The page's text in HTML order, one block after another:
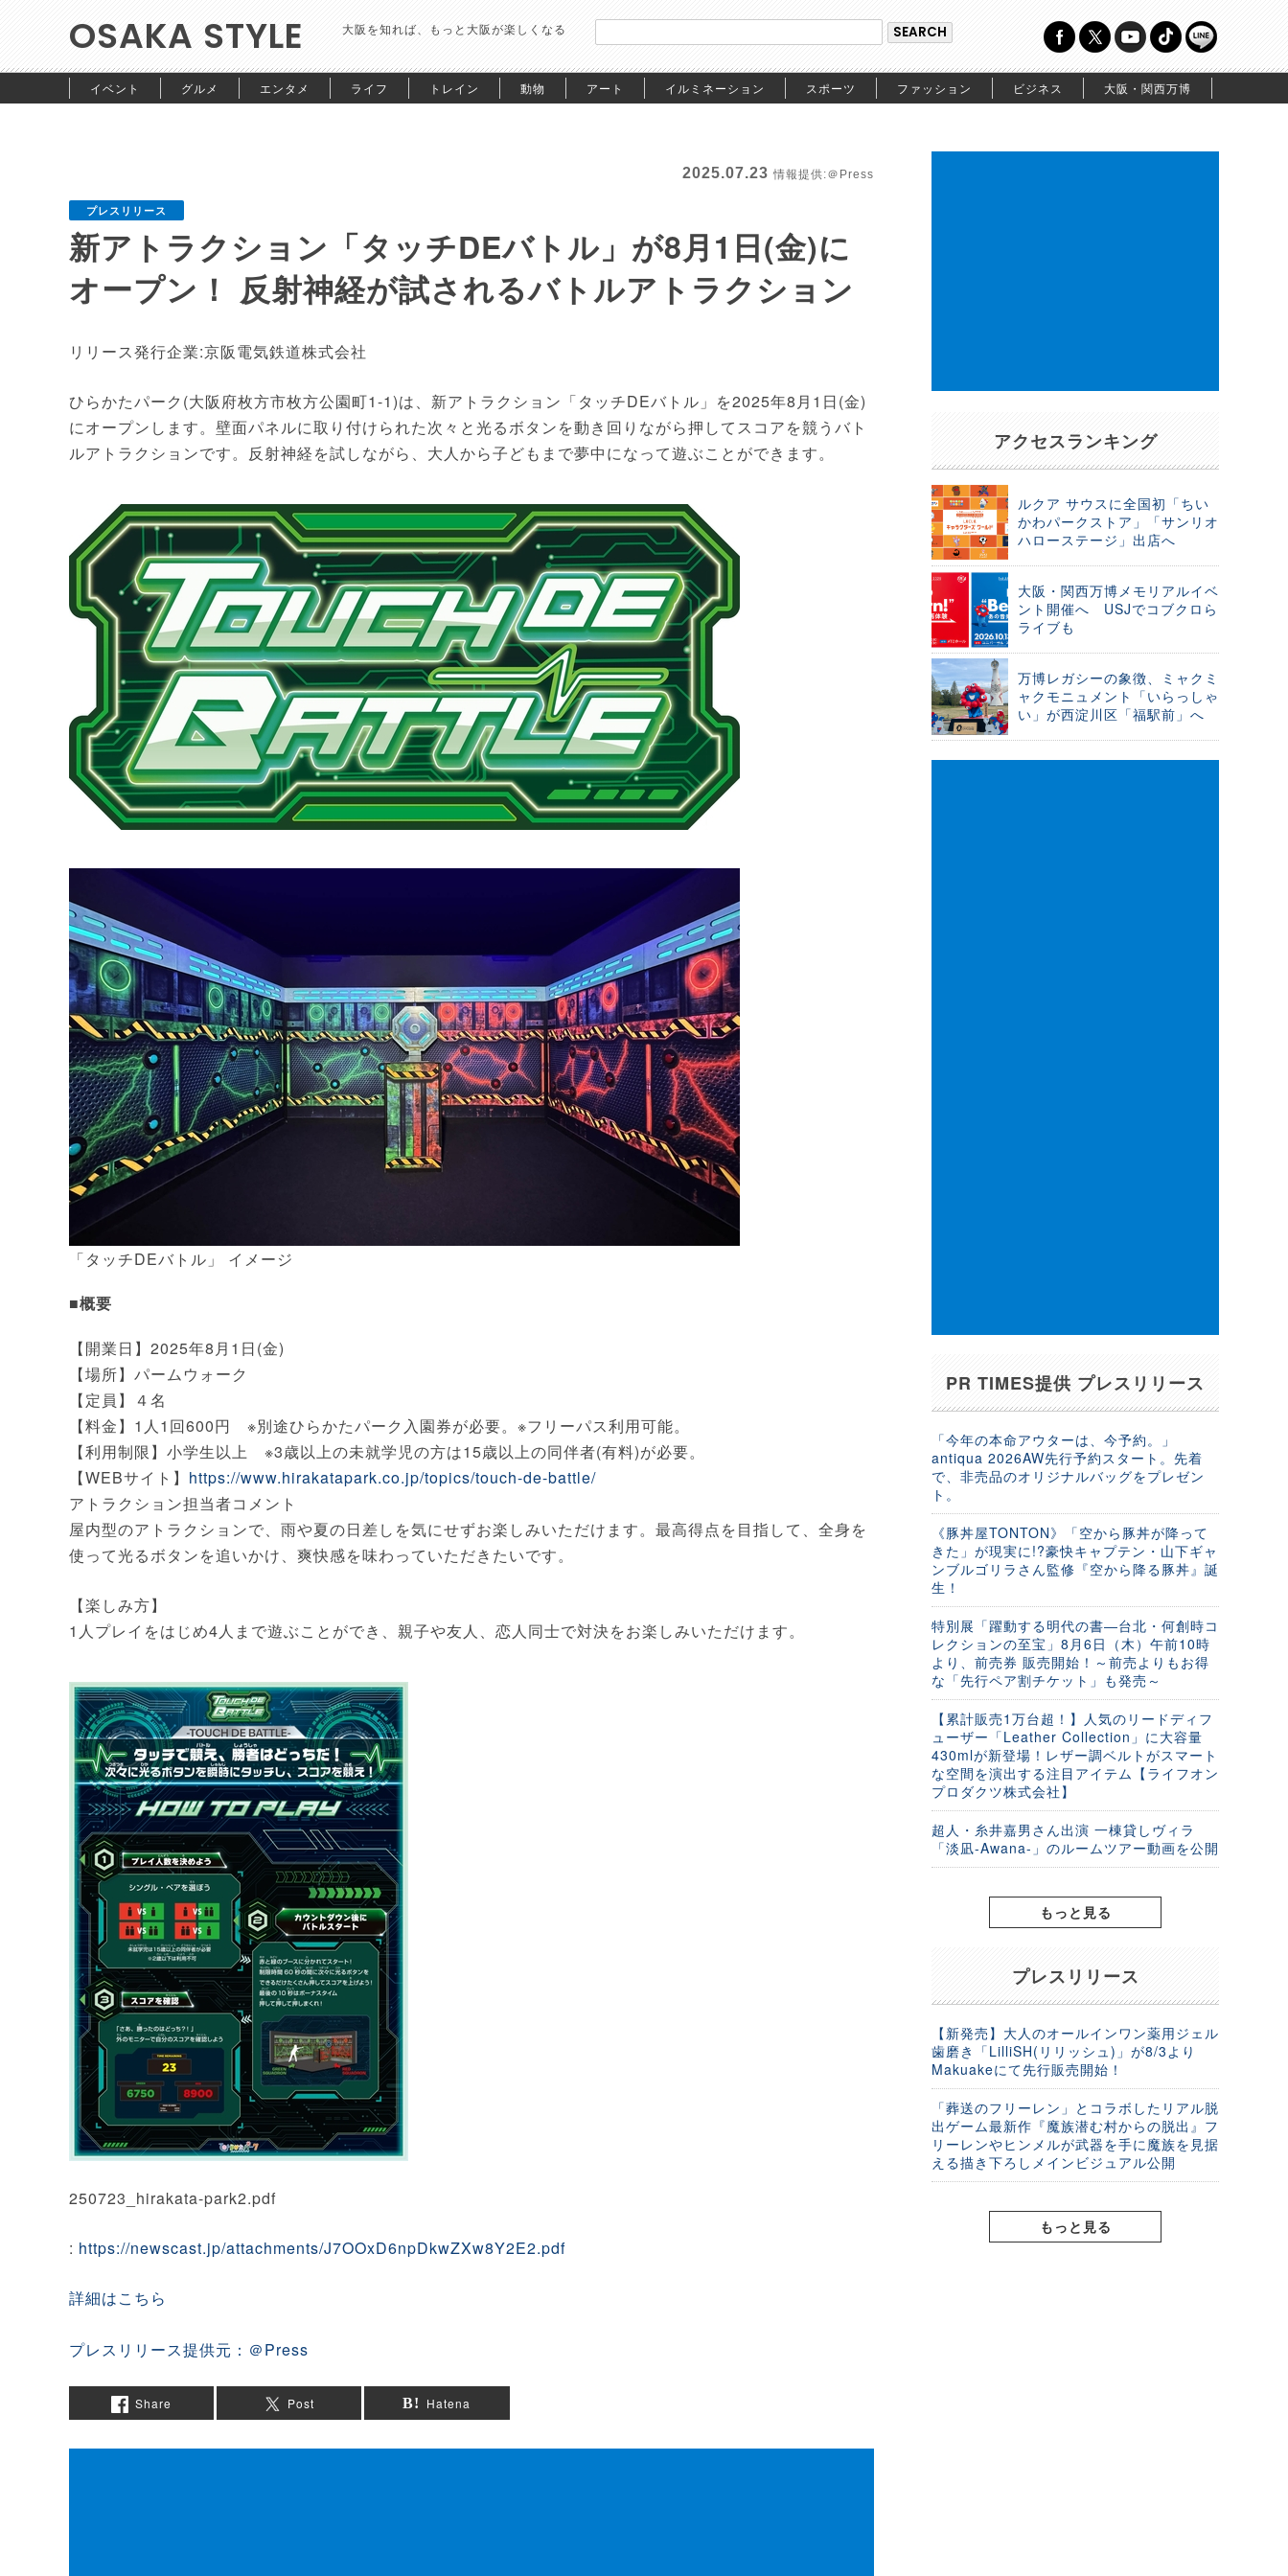
OSAKA STYLE 大阪を知れば、もっと大阪が楽しくなる
イベント グルメ エンタメ ライフ トレイン 動物 アート イルミネーション スポーツ ファッション ビジネス 大阪・関西万博
2025.07.23 情報提供:＠Press
プレスリリース
新アトラクション「タッチDEバトル」が8月1日(金)に
オープン！ 反射神経が試されるバトルアトラクション
リリース発行企業:京阪電気鉄道株式会社
ひらかたパーク(大阪府枚方市枚方公園町1-1)は、新アトラクション「タッチDEバトル」を2025年8月1日(金)
にオープンします。壁面パネルに取り付けられた次々と光るボタンを動き回りながら押してスコアを競うバト
ルアトラクションです。反射神経を試しながら、大人から子どもまで夢中になって遊ぶことができます。
「タッチDEバトル」 イメージ
■概要
【開業日】2025年8月1日(金)
【場所】パームウォーク
【定員】４名
【料金】1人1回600円 ※別途ひらかたパーク入園券が必要。※フリーパス利用可能。
【利用制限】小学生以上 ※3歳以上の未就学児の方は15歳以上の同伴者(有料)が必要。
【WEBサイト】 https://www.hirakatapark.co.jp/topics/touch-de-battle/
アトラクション担当者コメント
屋内型のアトラクションで、雨や夏の日差しを気にせずお楽しみいただけます。最高得点を目指して、全身を
使って光るボタンを追いかけ、爽快感を味わっていただきたいです。
【楽しみ方】
1人プレイをはじめ4人まで遊ぶことができ、親子や友人、恋人同士で対決をお楽しみいただけます。
250723_hirakata-park2.pdf
: https://newscast.jp/attachments/J7OOxD6npDkwZXw8Y2E2.pdf
詳細はこちら
プレスリリース提供元：＠Press
Share Post Hatena
アクセスランキング
ルクア サウスに全国初「ちい
かわパークストア」「サンリオ
ハローステージ」出店へ
大阪・関西万博メモリアルイベ
ント開催へ USJでコブクロら
ライブも
万博レガシーの象徴、ミャクミ
ャクモニュメント「いらっしゃ
い」が西淀川区「福駅前」へ
PR TIMES提供 プレスリリース
「今年の本命アウターは、今予約。」
antiqua 2026AW先行予約スタート。先着
で、非売品のオリジナルバッグをプレゼン
ト。
《豚丼屋TONTON》「空から豚丼が降って
きた」が現実に!?豪快キャプテン・山下ギャ
ンブルゴリラさん監修『空から降る豚丼』誕
生！
特別展「躍動する明代の書―台北・何創時コ
レクションの至宝」8月6日（木）午前10時
より、前売券 販売開始！～前売よりもお得
な「先行ペア割チケット」も発売～
【累計販売1万台超！】人気のリードディフ
ューザー「Leather Collection」に大容量
430mlが新登場！レザー調ベルトがスマート
な空間を演出する注目アイテム【ライフオン
プロダクツ株式会社】
超人・糸井嘉男さん出演 一棟貸しヴィラ
「淡凪-Awana-」のルームツアー動画を公開
もっと見る
プレスリリース
【新発売】大人のオールインワン薬用ジェル
歯磨き「LilliSH(リリッシュ)」が8/3より
Makuakeにて先行販売開始！
「葬送のフリーレン」とコラボしたリアル脱
出ゲーム最新作『魔族潜む村からの脱出』フ
リーレンやヒンメルが武器を手に魔族を見据
える描き下ろしメインビジュアル公開
もっと見る